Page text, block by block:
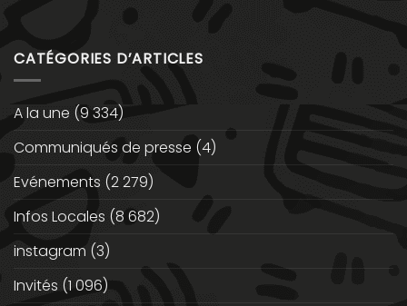
CATÉGORIES D’ARTICLES
A la une (9 334)
Communiqués de presse (4)
Evénements (2 279)
Infos Locales (8 682)
instagram (3)
Invités (1 096)